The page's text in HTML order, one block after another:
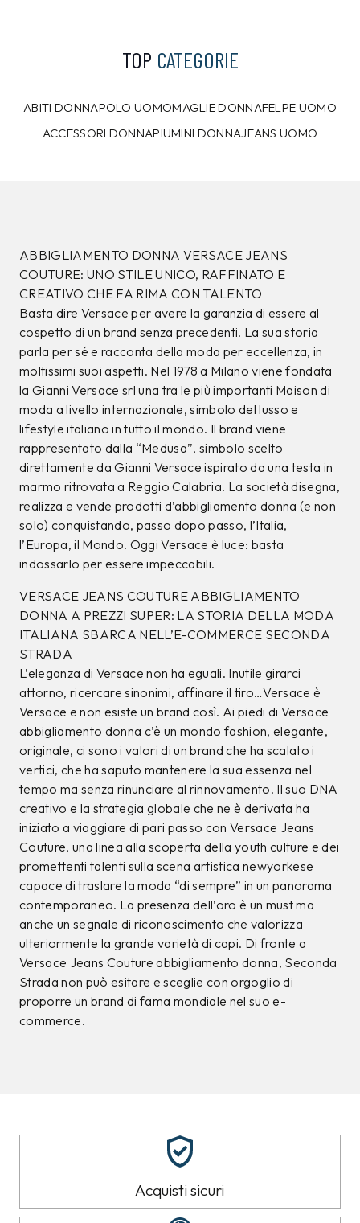
TOP CATEGORIE
ABITI DONNAPOLO UOMOMAGLIE DONNAFELPE UOMO
ACCESSORI DONNAPIUMINI DONNAJEANS UOMO
ABBIGLIAMENTO DONNA VERSACE JEANS
COUTURE: UNO STILE UNICO, RAFFINATO E
CREATIVO CHE FA RIMA CON TALENTO
Basta dire Versace per avere la garanzia di essere al
cospetto di un brand senza precedenti. La sua storia
parla per sé e racconta della moda per eccellenza, in
moltissimi suoi aspetti. Nel 1978 a Milano viene fondata
la Gianni Versace srl una tra le più importanti Maison di
moda a livello internazionale, simbolo del lusso e
lifestyle italiano in tutto il mondo. Il brand viene
rappresentato dalla “Medusa”, simbolo scelto
direttamente da Gianni Versace ispirato da una testa in
marmo ritrovata a Reggio Calabria. La società disegna,
realizza e vende prodotti d’abbigliamento donna (e non
solo) conquistando, passo dopo passo, l’Italia,
l’Europa, il Mondo. Oggi Versace è luce: basta
indossarlo per essere impeccabili.
VERSACE JEANS COUTURE ABBIGLIAMENTO
DONNA A PREZZI SUPER: LA STORIA DELLA MODA
ITALIANA SBARCA NELL’E-COMMERCE SECONDA
STRADA
L’eleganza di Versace non ha eguali. Inutile girarci
attorno, ricercare sinonimi, affinare il tiro…Versace è
Versace e non esiste un brand così. Ai piedi di Versace
abbigliamento donna c’è un mondo fashion, elegante,
originale, ci sono i valori di un brand che ha scalato i
vertici, che ha saputo mantenere la sua essenza nel
tempo ma senza rinunciare al rinnovamento. Il suo DNA
creativo e la strategia globale che ne è derivata ha
iniziato a viaggiare di pari passo con Versace Jeans
Couture, una linea alla scoperta della youth culture e dei
promettenti talenti sulla scena artistica newyorkese
capace di traslare la moda “di sempre” in un panorama
contemporaneo. La presenza dell’oro è un must ma
anche un segnale di riconoscimento che valorizza
ulteriormente la grande varietà di capi. Di fronte a
Versace Jeans Couture abbigliamento donna, Seconda
Strada non può esitare e sceglie con orgoglio di
proporre un brand di fama mondiale nel suo e-
commerce.
Acquisti sicuri